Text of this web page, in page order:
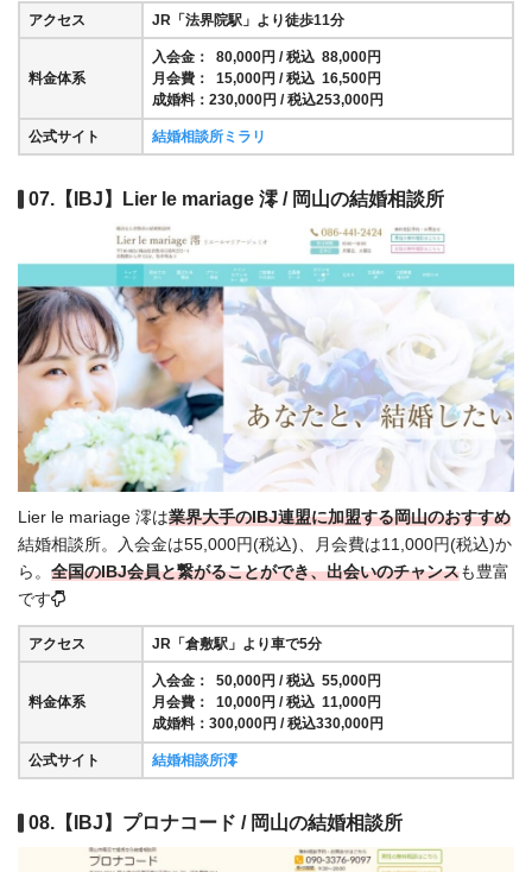
アクセス JR「法界院駅」より徒歩11分
料金体系
入会金： 80,000円 / 税込 88,000円
月会費： 15,000円 / 税込 16,500円
成婚料：230,000円 / 税込253,000円
公式サイト 結婚相談所ミラリ
07.【IBJ】Lier le mariage 澪 / 岡山の結婚相談所
Lier le mariage 澪は業界大手のIBJ連盟に加盟する岡山のおすすめ
結婚相談所。入会金は55,000円(税込)、月会費は11,000円(税込)か
ら。 全国のIBJ会員と繋がることができ、出会いのチャンスも豊富
です
アクセス JR「倉敷駅」より車で5分
料金体系
入会金： 50,000円 / 税込 55,000円
月会費： 10,000円 / 税込 11,000円
成婚料：300,000円 / 税込330,000円
公式サイト 結婚相談所澪
08.【IBJ】プロナコード / 岡山の結婚相談所